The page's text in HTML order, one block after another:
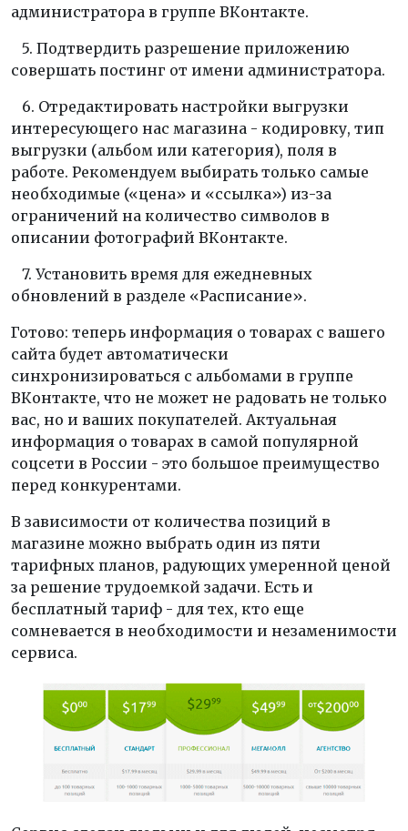
администратора в группе ВКонтакте.
5. Подтвердить разрешение приложению
совершать постинг от имени администратора.
6. Отредактировать настройки выгрузки
интересующего нас магазина - кодировку, тип
выгрузки (альбом или категория), поля в
работе. Рекомендуем выбирать только самые
необходимые («цена» и «ссылка») из-за
ограничений на количество символов в
описании фотографий ВКонтакте.
7. Установить время для ежедневных
обновлений в разделе «Расписание».
Готово: теперь информация о товарах с вашего
сайта будет автоматически
синхронизироваться с альбомами в группе
ВКонтакте, что не может не радовать не только
вас, но и ваших покупателей. Актуальная
информация о товарах в самой популярной
соцсети в России - это большое преимущество
перед конкурентами.
В зависимости от количества позиций в
магазине можно выбрать один из пяти
тарифных планов, радующих умеренной ценой
за решение трудоемкой задачи. Есть и
бесплатный тариф - для тех, кто еще
сомневается в необходимости и незаменимости
сервиса.